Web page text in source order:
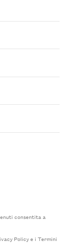
consentita a
Policye i Termini